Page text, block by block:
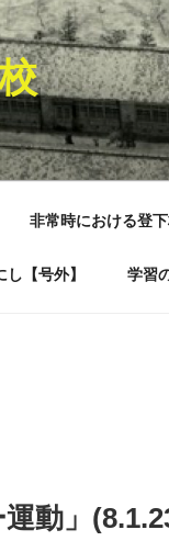
非常時における登
【号外】 学習
動」